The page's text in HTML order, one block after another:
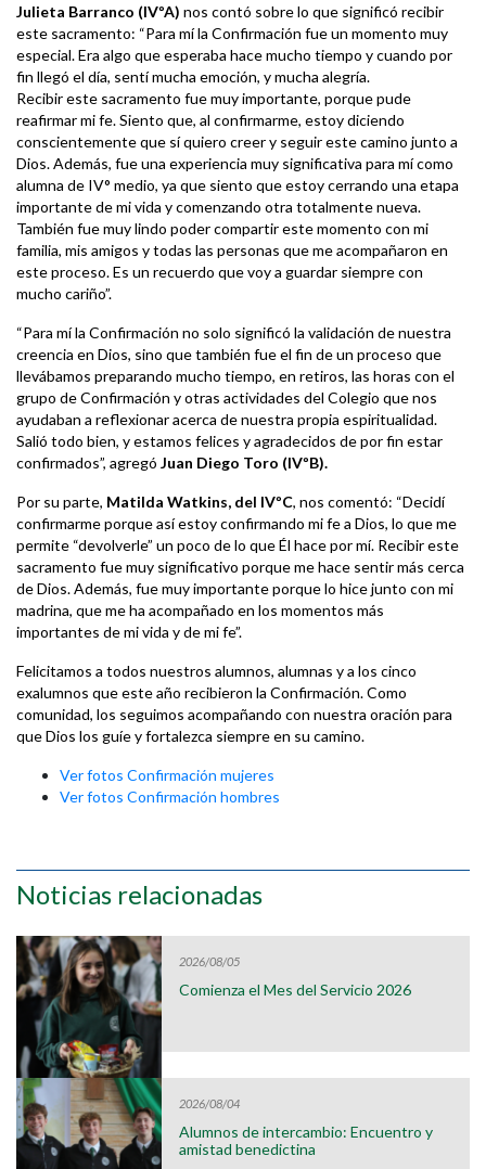
Julieta Barranco (IVºA) nos contó sobre lo que significó recibir
este sacramento: “Para mí la Confirmación fue un momento muy
especial. Era algo que esperaba hace mucho tiempo y cuando por
fin llegó el día, sentí mucha emoción, y mucha alegría.
Recibir este sacramento fue muy importante, porque pude
reafirmar mi fe. Siento que, al confirmarme, estoy diciendo
conscientemente que sí quiero creer y seguir este camino junto a
Dios. Además, fue una experiencia muy significativa para mí como
alumna de IV° medio, ya que siento que estoy cerrando una etapa
importante de mi vida y comenzando otra totalmente nueva.
También fue muy lindo poder compartir este momento con mi
familia, mis amigos y todas las personas que me acompañaron en
este proceso. Es un recuerdo que voy a guardar siempre con
mucho cariño”.
“Para mí la Confirmación no solo significó la validación de nuestra
creencia en Dios, sino que también fue el fin de un proceso que
llevábamos preparando mucho tiempo, en retiros, las horas con el
grupo de Confirmación y otras actividades del Colegio que nos
ayudaban a reflexionar acerca de nuestra propia espiritualidad.
Salió todo bien, y estamos felices y agradecidos de por fin estar
confirmados”, agregó Juan Diego Toro (IVºB).
Por su parte, Matilda Watkins, del IVºC, nos comentó: “Decidí
confirmarme porque así estoy confirmando mi fe a Dios, lo que me
permite “devolverle” un poco de lo que Él hace por mí. Recibir este
sacramento fue muy significativo porque me hace sentir más cerca
de Dios. Además, fue muy importante porque lo hice junto con mi
madrina, que me ha acompañado en los momentos más
importantes de mi vida y de mi fe”.
Felicitamos a todos nuestros alumnos, alumnas y a los cinco
exalumnos que este año recibieron la Confirmación. Como
comunidad, los seguimos acompañando con nuestra oración para
que Dios los guíe y fortalezca siempre en su camino.
Ver fotos Confirmación mujeres
Ver fotos Confirmación hombres
Noticias relacionadas
2026/08/05
Comienza el Mes del Servicio 2026
2026/08/04
Alumnos de intercambio: Encuentro y
amistad benedictina